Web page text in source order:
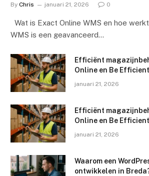
By Chris januari 21, 2026 0
Wat is Exact Online WMS en hoe
WMS is een geavanceerd…
Efficiënt
Online en Be Efficient
januari 21, 2026
Efficiënt
Online en Be Efficient
januari 21, 2026
Waarom een
ontwikkelen in